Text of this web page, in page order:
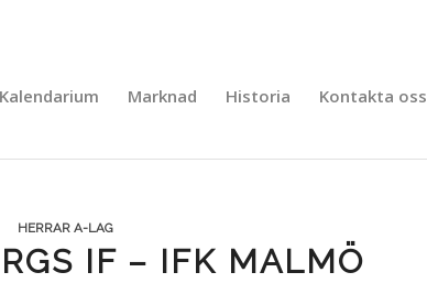
Kalendarium Marknad Historia Kontakta oss
HERRAR A-LAG
IF – IFK MALMÖ